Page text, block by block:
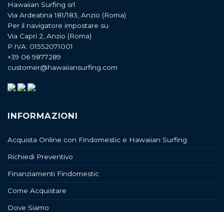
Hawaiian Surfing srl
Via Ardeatina 181/183, Anzio (Roma)
Per il navigatore impostare su
Via Capri 2, Anzio (Roma)
P.IVA: 01552071001
+39 06 9877289
customer@hawaiiansurfing.com
INFORMAZIONI
Acquista Online con Findomestic e Hawaiian Surfing
Richiedi Preventivo
Finanziamenti Findomestic
Come Acquistare
Dove Siamo